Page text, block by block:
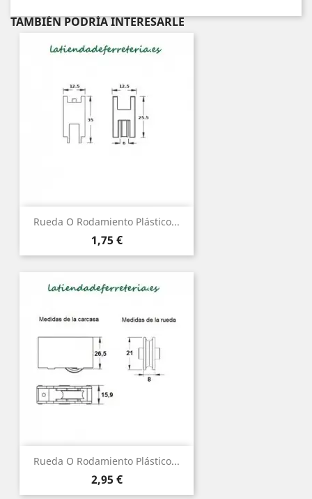
TAMBIÉN PODRÍA INTERESARLE
Rueda O Rodamiento Plástico...
Precio
1,75 €
Rueda O Rodamiento Plástico...
Precio
2,95 €